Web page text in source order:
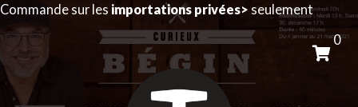
Aller
contenu
Commande sur les importations privées> seulement
0